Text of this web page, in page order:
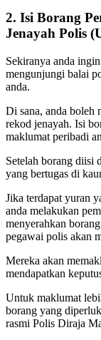
2. Isi Borang
Jenayah Polis
Sekiranya anda
mengunjungi balai
anda.
Di sana, anda boleh
rekod jenayah. Isi
maklumat peribadi
Setelah borang diisi
yang bertugas di
Jika terdapat yuran
anda melakukan
menyerahkan
pegawai polis akan
Mereka akan
mendapatkan
Untuk maklumat
borang yang
rasmi Polis Diraja